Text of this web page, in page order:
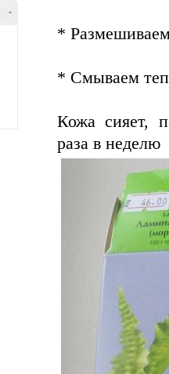
-
*
* Смываем
Кожа сияет,
раза в неделю